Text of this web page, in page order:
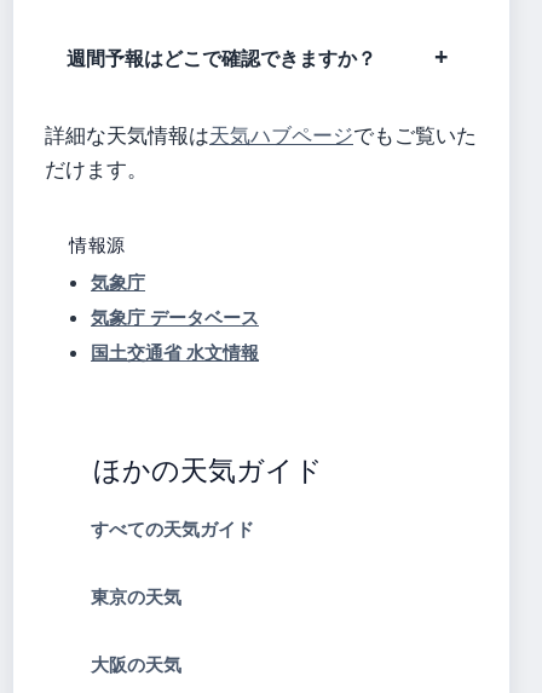
週間予報はどこで確認できますか？
詳細な天気情報は天気ハブページでもご覧いた
だけます。
情報源
気象庁
気象庁 データベース
国土交通省 水文情報
ほかの天気ガイド
すべての天気ガイド
東京の天気
大阪の天気